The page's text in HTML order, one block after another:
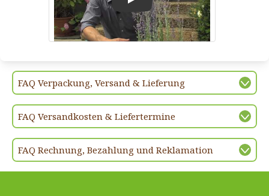
FAQ Verpackung, Versand & Lieferung
FAQ Versandkosten & Liefertermine
FAQ Rechnung, Bezahlung und Reklamation